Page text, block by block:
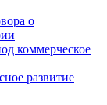
о
коммерческое
развитие